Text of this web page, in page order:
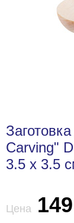
Carving"
3.5 х 3.5
Цена